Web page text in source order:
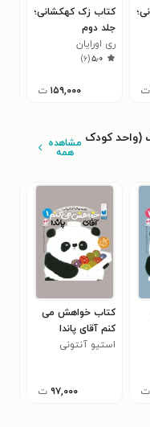
ت
کتاب زک کهکشانی؛
جلد دوم
ری اورایان
۵٫۰(۶)
۱۵۹,۰۰۰ ت
(واحد کودک مشاهده
همه
ت
کتاب خواهش می‌
کنم آقای پاندا
استیو آنتونی
۹۷,۰۰۰ ت